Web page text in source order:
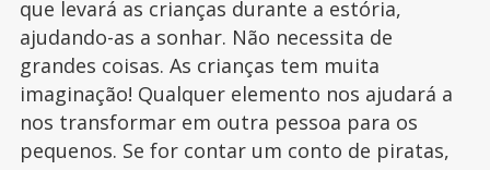
que levará as crianças durante a estória,
ajudando-as a sonhar. Não necessita de
grandes coisas. As crianças tem muita
imaginação! Qualquer elemento nos ajudará a
nos transformar em outra pessoa para os
pequenos. Se for contar um conto de piratas,